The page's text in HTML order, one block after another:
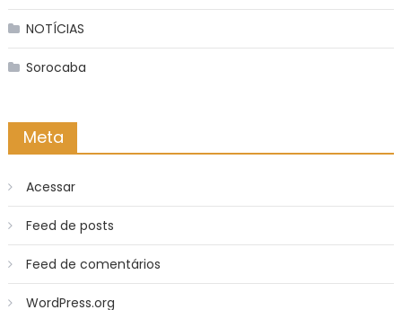
NOTÍCIAS
Sorocaba
Meta
Acessar
Feed de posts
Feed de comentários
WordPress.org